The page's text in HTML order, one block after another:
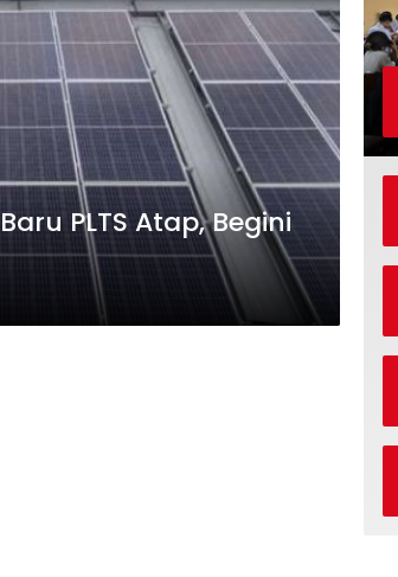
PLTS Atap, Begini